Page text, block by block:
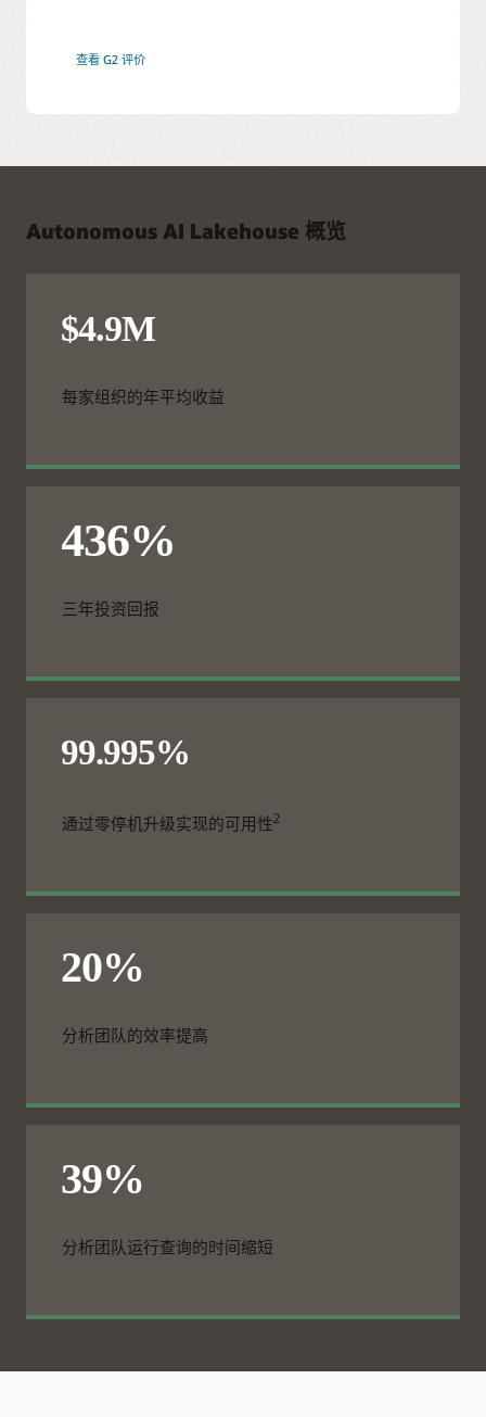
查看 G2 评价
Autonomous AI Lakehouse 概览
每家组织的年平均收益
三年投资回报
通过零停机升级实现的可用性2
分析团队的效率提高
分析团队运行查询的时间缩短